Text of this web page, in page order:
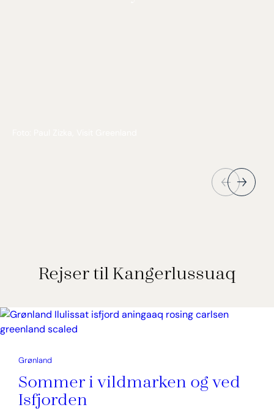
Rejser til Kangerlussuaq
Grønland
Sommer i vildmarken og ved
Isfjorden